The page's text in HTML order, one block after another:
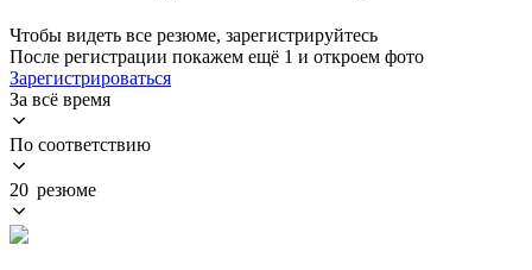
Чтобы видеть все резюме, зарегистрируйтесь
После регистрации покажем ещё 1 и откроем фото
Зарегистрироваться
За всё время
По соответствию
20 резюме